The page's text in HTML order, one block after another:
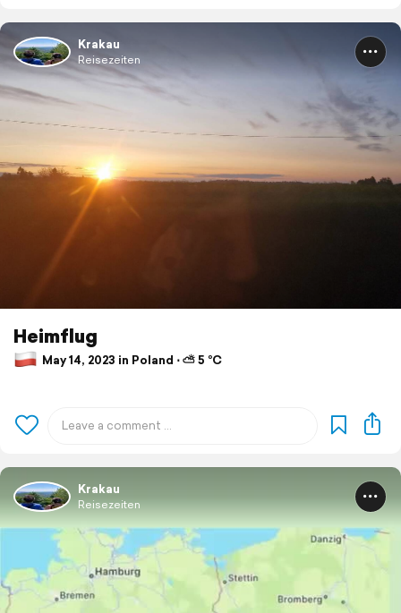
Krakau
Reisezeiten
Heimflug
May 14, 2023 in Poland ⋅ ⛅ 5 °C
Krakau
Reisezeiten